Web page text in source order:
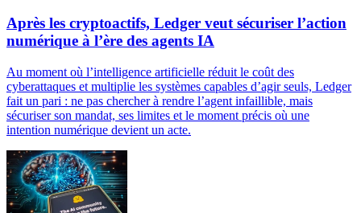
Après les cryptoactifs, Ledger veut sécuriser l’action
numérique à l’ère des agents IA
Au moment où l’intelligence artificielle réduit le coût des
cyberattaques et multiplie les systèmes capables d’agir seuls, Ledger
fait un pari : ne pas chercher à rendre l’agent infaillible, mais
sécuriser son mandat, ses limites et le moment précis où une
intention numérique devient un acte.